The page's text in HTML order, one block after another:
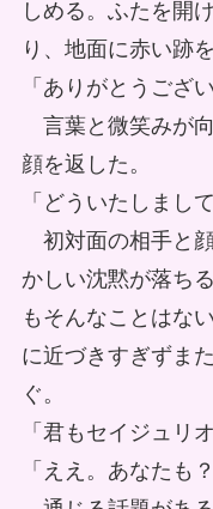
しめる。ふたを開
り、地面に赤い跡
「ありがとうござ
言葉と微笑みが
顔を返した。
「どういたしまして
初対面の相手と
かしい沈黙が落ち
もそんなことはな
に近づきすぎずま
ぐ。
「君もセイジュリ
「ええ。あなたも？